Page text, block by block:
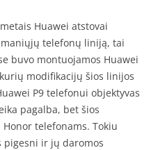
Huawei atstovai
telefonų liniją, tai
buvo montuojamos Huawei
modifikacijų šios linijos
P9 telefonui objektyvas
pagalba, bet šios
telefonams. Tokiu
pigesni ir jų daromos